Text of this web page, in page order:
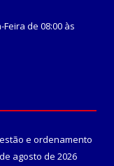
de 08:00 às
e ordenamento
agosto de 2026